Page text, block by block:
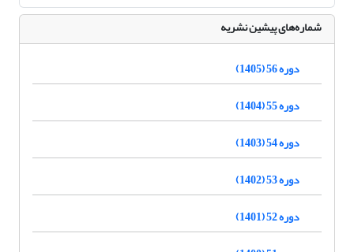
شماره‌های پیشین نشریه
دوره 56 (1405)
دوره 55 (1404)
دوره 54 (1403)
دوره 53 (1402)
دوره 52 (1401)